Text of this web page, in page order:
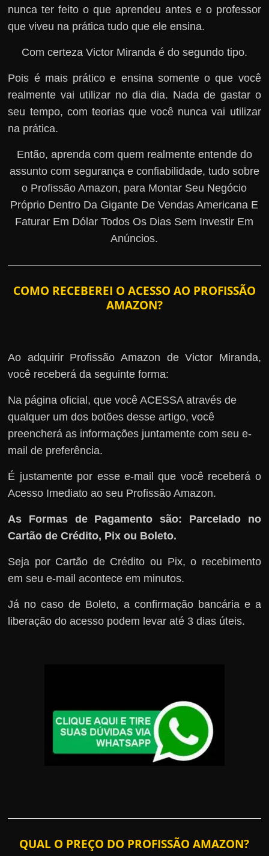
nunca ter feito o que aprendeu antes e o professor
que viveu na prática tudo que ele ensina.
Com certeza Victor Miranda é do segundo tipo.
Pois é mais prático e ensina somente o que você
realmente vai utilizar no dia dia. Nada de gastar o
seu tempo, com teorias que você nunca vai utilizar
na prática.
Então, aprenda com quem realmente entende do
assunto com segurança e confiabilidade, tudo sobre
o Profissão Amazon, para Montar Seu Negócio
Próprio Dentro Da Gigante De Vendas Americana E
Faturar Em Dólar Todos Os Dias Sem Investir Em
Anúncios.
COMO RECEBEREI O ACESSO AO PROFISSÃO
AMAZON?
Ao adquirir Profissão Amazon de Victor Miranda,
você receberá da seguinte forma:
Na página oficial, que você ACESSA através de
qualquer um dos botões desse artigo, você
preencherá as informações juntamente com seu e-
mail de preferência.
É justamente por esse e-mail que você receberá o
Acesso Imediato ao seu Profissão Amazon.
As Formas de Pagamento são: Parcelado no
Cartão de Crédito, Pix ou Boleto.
Seja por Cartão de Crédito ou Pix, o recebimento
em seu e-mail acontece em minutos.
Já no caso de Boleto, a confirmação bancária e a
liberação do acesso podem levar até 3 dias úteis.
QUAL O PREÇO DO PROFISSÃO AMAZON?